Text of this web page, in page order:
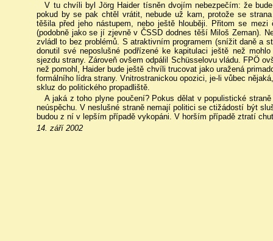
V tu chvíli byl Jörg Haider tísněn dvojím nebezpečím: že
pokud by se pak chtěl vrátit, nebude už kam, protože se
těšila před jeho nástupem, nebo ještě hlouběji. Přitom se
(podobně jako se jí zjevně v ČSSD dodnes těší Miloš Zeman).
zvládl to bez problémů. S atraktivním programem (snížit daně a
donutil své neposlušné podřízené ke kapitulaci ještě než
sjezdu strany. Zároveň ovšem odpálil Schüsselovu vládu. FPÖ
než pomohl, Haider bude ještě chvíli trucovat jako uražená
formálního lídra strany. Vnitrostranickou opozici, je-li vůbec
skluz do politického propadliště.
A jaká z toho plyne poučení? Pokus dělat v populistické
neúspěchu. V neslušné straně nemají politici se ctižádostí být
budou z ní v lepším případě vykopáni. V horším případě ztratí
14. září 2002